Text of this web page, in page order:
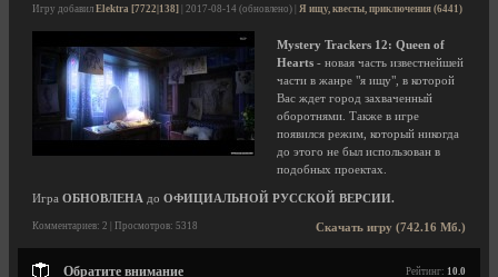
Игру добавил Elektra [7722|138] | 2017-08-14 (обновлено) | Я ищу, квесты, приключения (6441)
Mystery Trackers 12: Queen of
Hearts - новая часть известнейшей
части в жанре "я ищу", в которой
Вас ждет город захваченный
оборотнями. Также в игре
появился режим, который никогда
до этого не был использован в
подобных проектах.
Игра ОБНОВЛЕНА до ОФИЦИАЛЬНОЙ РУССКОЙ ВЕРСИИ.
Скачать игру (742.16 Мб.)
Комментариев: 2 | Просмотров: 5318
Обратите внимание Рейтинг: 10.0